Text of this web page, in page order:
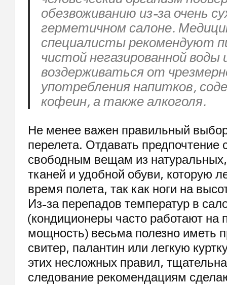
обезвоживанию из-за очень
герметичном салоне.
специалисты рекомендуют
чистой негазированной воды
воздерживаться от
употребления напитков,
кофеин, а также алкоголя.
Не менее важен правильный
перелета. Отдавать предпочтение
свободным вещам из
тканей и удобной обуви, которую
время полета, так как ноги на
Из-за перепадов температур в
(кондиционеры часто работают на
мощность) весьма полезно иметь
свитер, палантин или легкую
этих несложных правил,
следование рекомендациям